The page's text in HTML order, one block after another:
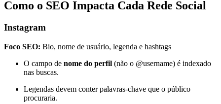
Como o SEO Impacta Cada Rede Social
Instagram
Foco SEO: Bio, nome de usuário, legenda e hashtags
O campo de nome do perfil (não o @username) é indexado
nas buscas.
Legendas devem conter palavras-chave que o público
procuraria.